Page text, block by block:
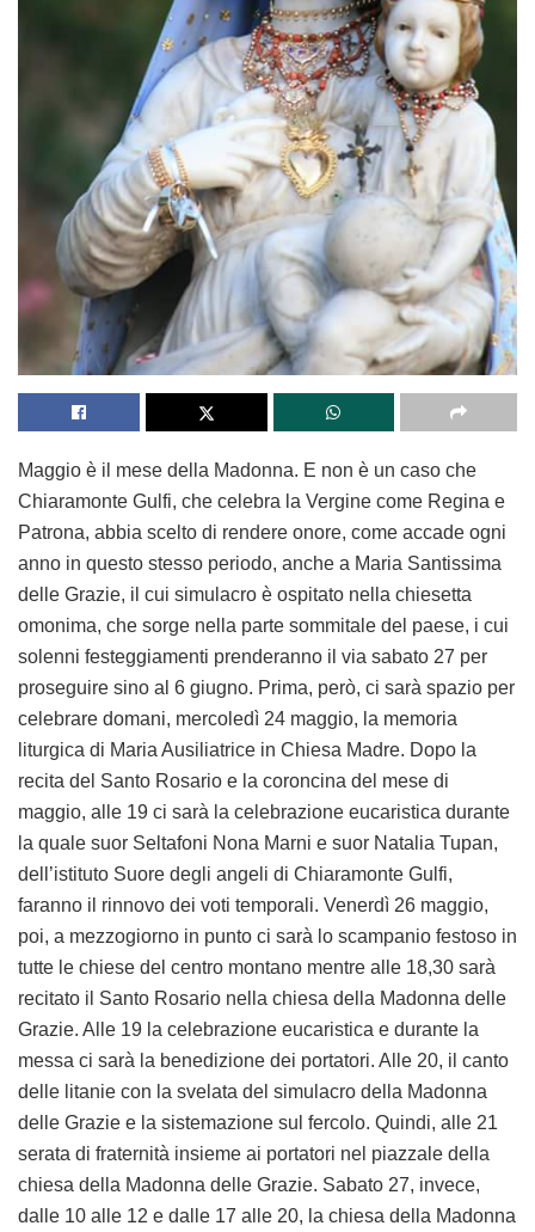
Maggio è il mese della Madonna. E non è un caso che
Chiaramonte Gulfi, che celebra la Vergine come Regina e
Patrona, abbia scelto di rendere onore, come accade ogni
anno in questo stesso periodo, anche a Maria Santissima
delle Grazie, il cui simulacro è ospitato nella chiesetta
omonima, che sorge nella parte sommitale del paese, i cui
solenni festeggiamenti prenderanno il via sabato 27 per
proseguire sino al 6 giugno. Prima, però, ci sarà spazio per
celebrare domani, mercoledì 24 maggio, la memoria
liturgica di Maria Ausiliatrice in Chiesa Madre. Dopo la
recita del Santo Rosario e la coroncina del mese di
maggio, alle 19 ci sarà la celebrazione eucaristica durante
la quale suor Seltafoni Nona Marni e suor Natalia Tupan,
dell’istituto Suore degli angeli di Chiaramonte Gulfi,
faranno il rinnovo dei voti temporali. Venerdì 26 maggio,
poi, a mezzogiorno in punto ci sarà lo scampanio festoso in
tutte le chiese del centro montano mentre alle 18,30 sarà
recitato il Santo Rosario nella chiesa della Madonna delle
Grazie. Alle 19 la celebrazione eucaristica e durante la
messa ci sarà la benedizione dei portatori. Alle 20, il canto
delle litanie con la svelata del simulacro della Madonna
delle Grazie e la sistemazione sul fercolo. Quindi, alle 21
serata di fraternità insieme ai portatori nel piazzale della
chiesa della Madonna delle Grazie. Sabato 27, invece,
dalle 10 alle 12 e dalle 17 alle 20, la chiesa della Madonna